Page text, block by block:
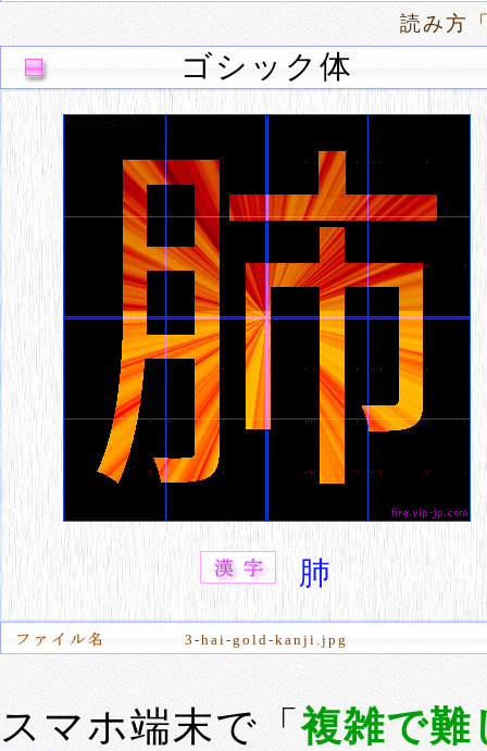
読み方
ゴシック体
肺
3-hai-gold-kanji.jpg
スマホ端末で「複雑で難